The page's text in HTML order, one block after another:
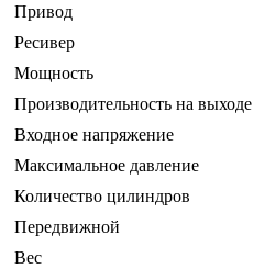
Привод
Ресивер
Мощность
Производительность на выходе
Входное напряжение
Максимальное давление
Количество цилиндров
Передвижной
Вес